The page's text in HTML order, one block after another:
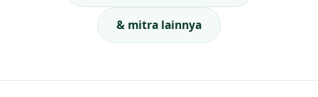
& mitra lainnya